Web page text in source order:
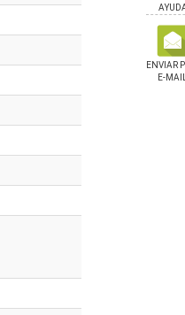
Elite
Silla Perseo Pegasus
ENVIAR
E-